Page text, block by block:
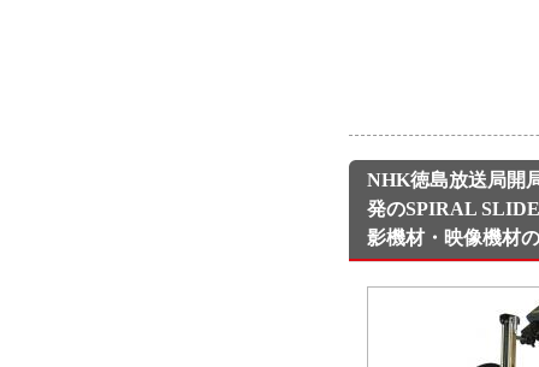
NHK徳島放送局開
発のSPIRAL
影機材・映像機材